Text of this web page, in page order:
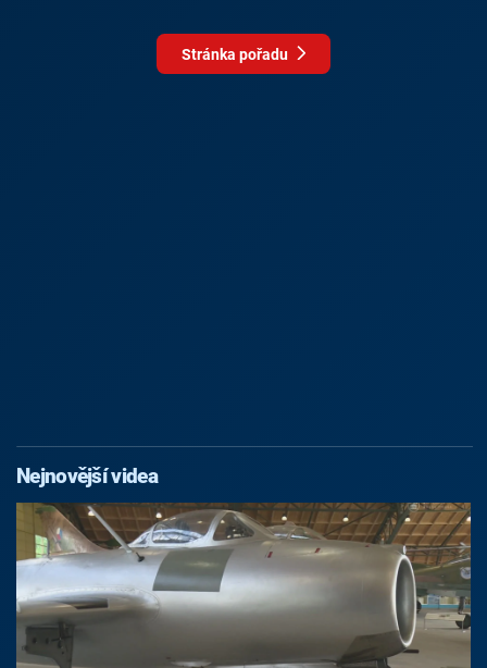
Stránka pořadu
Nejnovější videa